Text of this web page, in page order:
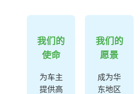
我们的
使命
为车主
提供高
我们的
愿景
成为华
东地区